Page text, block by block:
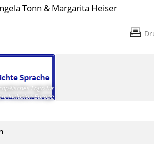
Tonn & Margarita Heiser
Logo für
Inclusion Europe